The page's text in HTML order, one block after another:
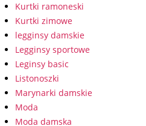
Kurtki ramoneski
Kurtki zimowe
legginsy damskie
Legginsy sportowe
Leginsy basic
Listonoszki
Marynarki damskie
Moda
Moda damska